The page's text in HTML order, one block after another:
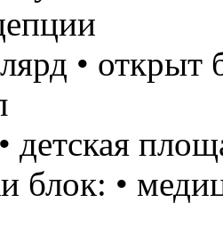
• открыт
детская
блок: •